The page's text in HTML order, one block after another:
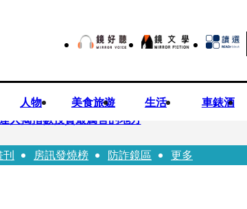
人物 美食旅遊 生活 車錶酒
人揭指數投資最厲害的地方
款經典包成劇中焦點
刊 房訊發燒榜 防詐鏡區 更多